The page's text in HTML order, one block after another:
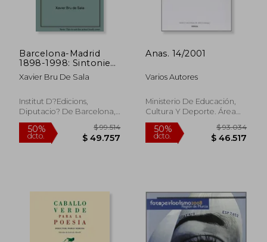
50%
dcto.
$ 103.316
dcto.
Barcelona-Madrid
1898-1998: Sintonies i
Distances (Catalan
Edition)
Xavier Bru De Sala
Institut D?Edicions,
Diputacio? De Barcelona,,
Tapa Blanda,
Anas. 14/2001
Varios Autores
Ministerio De Educación,
Cultura Y Deporte. Área
De Cultura, Tapa Blanda,
Usado